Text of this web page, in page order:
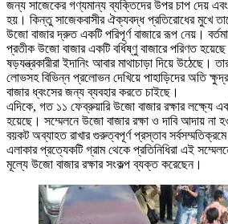
জন্য সাজেকের গণ্যমান্য ব্যক্তিদের উপর চাপ দেয়
হয়। কিন্তু সাজেকবাসীর ঐক্যবদ্ধ প্রতিরোধের মুখে
উজো বাজার দ্রুত একটি পরিপূর্ণ বাজারে রূপ নেয়।
প্রতীক উজো বাজার একটি বর্ধিষ্ণু বাজারে পরিণত
ষড়যন্ত্রকারীরা ইদানিং আবার মাথাচাড়া দিয়ে উঠেছে।
লোভসহ বিভিন্ন প্রলোভন দেখিয়ে পাহাড়িদের অতি
বাজার ধ্বংসের জন্য ব্যবহার করতে চাইছে।
এদিকে, গত ১১ ফেব্রুয়ারি উজো বাজার রক্ষার লক্ষ্যে
হয়েছে। সম্মেলনে উজো বাজার রক্ষা ও দাবি আদায় না
বয়কট অব্যাহত রাখার গুরুত্বপূর্ণ প্রস্তাব
এলাকার প্রত্যেকটি গ্রাম থেকে প্রতিনিধিরা এই
মূল্যে উজো বাজার রক্ষার সংকল্প ব্যক্ত করেছেন।